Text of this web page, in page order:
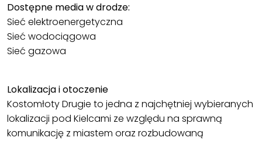
Dostępne media w drodze:
Sieć elektroenergetyczna
Sieć wodociągowa
Sieć gazowa
Lokalizacja i otoczenie
Kostomłoty Drugie to jedna z najchętniej wybieranych
lokalizacji pod Kielcami ze względu na sprawną
komunikację z miastem oraz rozbudowaną